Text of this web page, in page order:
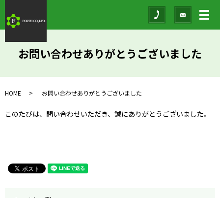
メ
お問い合わせありがとうございました
HOME お問い合わせありがとうございました
このたびは、問い合わせいただき、誠にありがとうございました。